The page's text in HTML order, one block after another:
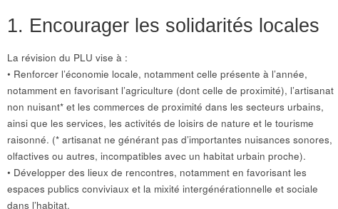
1. Encourager les solidarités locales
La révision du PLU vise à :
• Renforcer l’économie locale, notamment celle présente à l’année,
notamment en favorisant l’agriculture (dont celle de proximité), l’artisanat
non nuisant* et les commerces de proximité dans les secteurs urbains,
ainsi que les services, les activités de loisirs de nature et le tourisme
raisonné. (* artisanat ne générant pas d’importantes nuisances sonores,
olfactives ou autres, incompatibles avec un habitat urbain proche).
• Développer des lieux de rencontres, notamment en favorisant les
espaces publics conviviaux et la mixité intergénérationnelle et sociale
dans l’habitat.